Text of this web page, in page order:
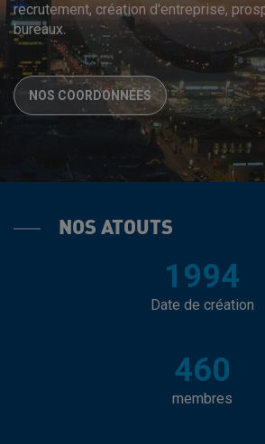
recrutement, création d'entreprise,
bureaux.
NOS COORDONNÉES
NOS ATOUTS
1994
Date de création
460
membres